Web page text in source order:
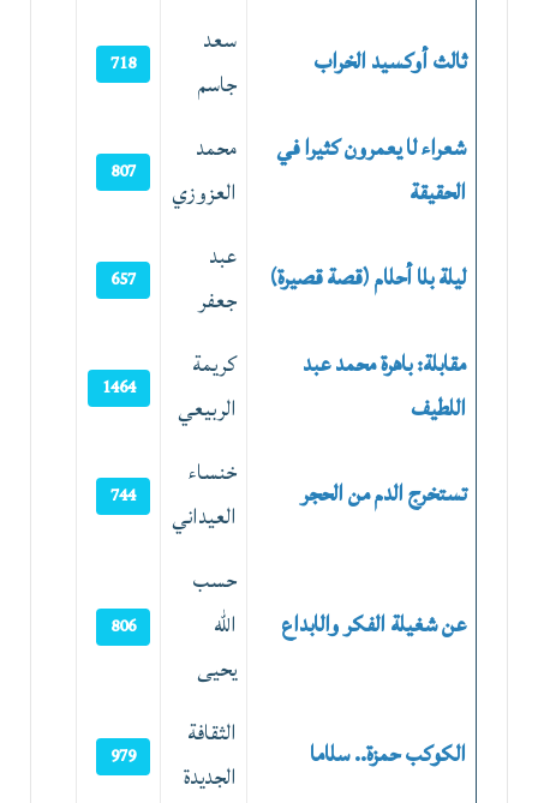
ثالث أوكسيد الخراب
سعد
جاسم
718
شعراء لا يعمرون كثيرا في
الحقيقة
محمد
العزوزي
807
ليلة بلا أحلام (قصة قصيرة)
عبد
جعفر
657
مقابلة: باهرة محمد عبد
اللطيف
كريمة
الربيعي
1464
تستخرج الدم من الحجر
خنساء
العيداني
744
عن شغيلة الفكر والابداع
حسب
الله
يحيى
806
الكوكب حمزة.. سلاما
الثقافة
الجديدة
979